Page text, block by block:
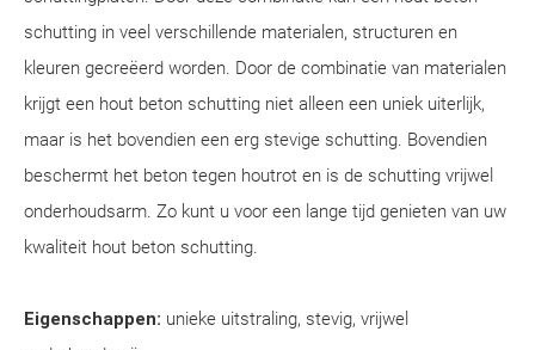
schutting in veel verschillende materialen, structuren en
kleuren gecreëerd worden. Door de combinatie van materialen
krijgt een hout beton schutting niet alleen een uniek uiterlijk,
maar is het bovendien een erg stevige schutting. Bovendien
beschermt het beton tegen houtrot en is de schutting vrijwel
onderhoudsarm. Zo kunt u voor een lange tijd genieten van uw
kwaliteit hout beton schutting.
Eigenschappen: unieke uitstraling, stevig, vrijwel